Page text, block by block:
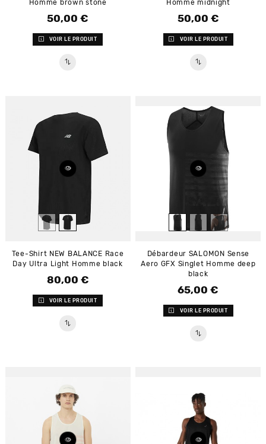
Homme brown stone
Prix
50,00 €
VOIR LE PRODUIT
Homme midnight
Prix
50,00 €
VOIR LE PRODUIT
Tee-Shirt NEW BALANCE Race
Day Ultra Light Homme black
Prix
80,00 €
VOIR LE PRODUIT
Débardeur SALOMON Sense
Aero GFX Singlet Homme deep
black
Prix
65,00 €
VOIR LE PRODUIT